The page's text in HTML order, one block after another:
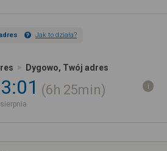
Jak to działa?
Dygowo, Twój adres
6h 25min